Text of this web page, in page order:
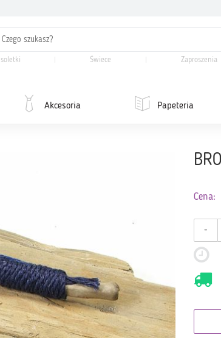
Świece Zaproszenia
Akcesoria Papeteria
Cena:
-